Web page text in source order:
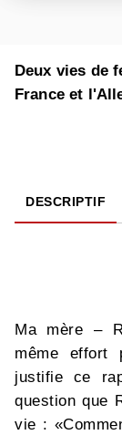
Deux vies de
France et
DESCRIPTIF
Ma mère –
même effort
justifie ce
question que
vie :